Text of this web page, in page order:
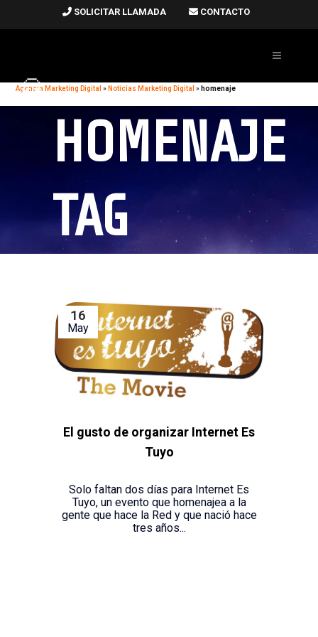
SOLICITAR LLAMADA CONTACTO
Agencia Marketing Digital » Noticias Marketing Digital » homenaje
HOMENAJE
TAG
16
May
El gusto de organizar Internet Es
Tuyo
Solo faltan dos días para Internet Es
Tuyo, un evento que homenajea a la
gente que hace la Red y que nació hace
tres años...